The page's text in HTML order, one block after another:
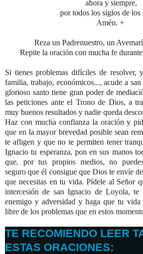
ahora y siempre,
por todos los siglos de los
Amén. +
Reza un Padrenuestro, un
Repite la oración con mucha fe
Si tienes problemas difíciles de resolver,
familia, trabajo, económicos..., acude a
glorioso santo tiene gran poder de
las peticiones ante el Trono de Dios, a
muy buenos resultados y nadie queda
Haz con mucha confianza la oración y
que en la mayor brevedad posible sean
te afligen y que no te permiten tener
Ignacio tu esperanza, pon en sus manos
que, por tus propios medios, no
seguro que él consigue que Dios te envíe
que necesitas en tu vida. Pídele al Señor
intercesión de san Ignacio de Loyola,
enemigo y adversidad y haga que tu vida
libre de los problemas que en estos
TE RECOMIENDO LEER
ESTAS ORACIONES: